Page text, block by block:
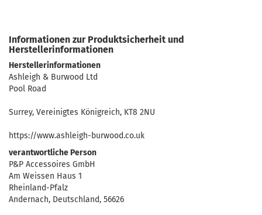
Informationen zur Produktsicherheit und
Herstellerinformationen
Herstellerinformationen
Ashleigh & Burwood Ltd
Pool Road
Surrey, Vereinigtes Königreich, KT8 2NU
https://www.ashleigh-burwood.co.uk
verantwortliche Person
P&P Accessoires GmbH
Am Weissen Haus 1
Rheinland-Pfalz
Andernach, Deutschland, 56626